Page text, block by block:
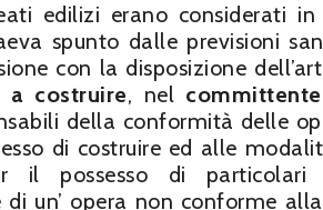
edilizi erano considerati
spunto dalle previsioni
con la disposizione
a costruire, nel committente
della conformità delle
di costruire ed alle
il possesso di particolari
di un’ opera non conforme